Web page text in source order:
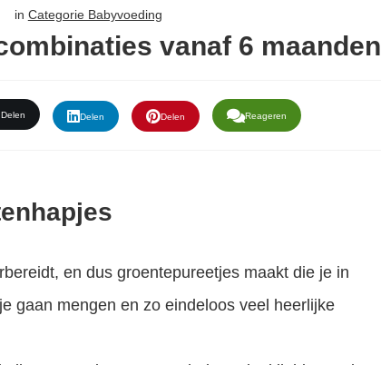
in Categorie Babyvoeding
vanaf 6 maanden
Delen Delen Delen Reageren
en dus groentepureetjes maakt die je in
gaan mengen en zo eindeloos veel heerlijke